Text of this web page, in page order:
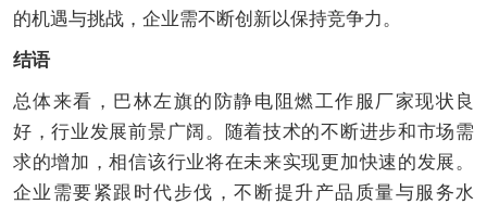
的机遇与挑战，企业需不断创新以保持竞争力。
结语
总体来看，巴林左旗的防静电阻燃工作服厂家现状良
好，行业发展前景广阔。随着技术的不断进步和市场需
求的增加，相信该行业将在未来实现更加快速的发展。
企业需要紧跟时代步伐，不断提升产品质量与服务水